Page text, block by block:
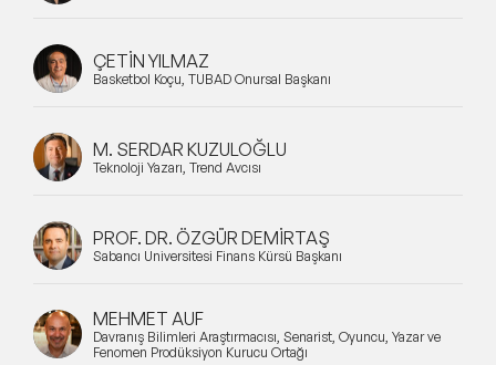
ÇETİN YILMAZ
Basketbol Koçu, TÜBAD Onursal Başkanı
M. SERDAR KUZULOĞLU
Teknoloji Yazarı, Trend Avcısı
PROF. DR. ÖZGÜR DEMİRTAŞ
Sabancı Üniversitesi Finans Kürsü Başkanı
MEHMET AUF
Davranış Bilimleri Araştırmacısı, Senarist, Oyuncu, Yazar ve
Fenomen Prodüksiyon Kurucu Ortağı